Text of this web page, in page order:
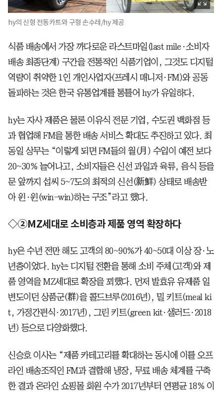
hy의 신형 전동카트와 구형 손수레/hy 제공
식품 배송에서 가장 까다로운 라스트마일(last mile·소비자
배송 최종단계) 구간을 전통적인 식품기업이, 그것도 디지털
역량이 취약한 1인 개인사업자(프레시 매니저·FM)와 공동
돌파하는 것은 한국 유통업계를 통틀어 hy가 유일하다.
hy는 자사 제품은 물론 이유식 전문 기업, 수도권 백화점 등
과 협업해 FM을 통한 배송 서비스 확대도 추진하고 있다. 최
동일 상무는 “이렇게 되면 FM들의 월(月) 수입이 예전 보다
20~30% 늘어나고, 소비자들은 신선 과일과 육류, 음식 등을
문 앞까지 섭씨 5~7도의 최적의 신선(新鮮) 상태로 배송받
아 윈·윈(win-win)하는 구조”라고 했다.
◇②MZ세대로 소비층과 제품 영역 확장하다
hy은 수년 전만 해도 고객의 80~90%가 40~50대 이상 장·노
년층이었다. hy는 디지털 전환을 통해 소비 주체(고객)와 제
품 영역을 MZ세대로 확장을 꾀했다. 먼저 발효유 유제품 일
변도이던 상품군(群)을 콜드브루(2016년), 밀 키트(meal ki
t, 가정간편식·2017년), 그린 키트(green kit·샐러드·2018
년) 등으로 다양화했다.
신승호 이사는 “제품 카테고리를 확대하는 동시에 이를 오프
라인 배송조직인 FM과 결합해 냉장, 무료 배송 체계를 구축
한 결과 온라인 쇼핑몰 회원 수가 2017년부터 연평균 18% 이